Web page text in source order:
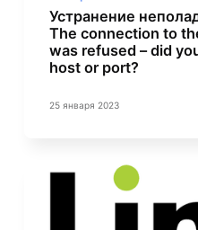
Устранение
The connection to
was refused – did
host or port?
25 января 2023